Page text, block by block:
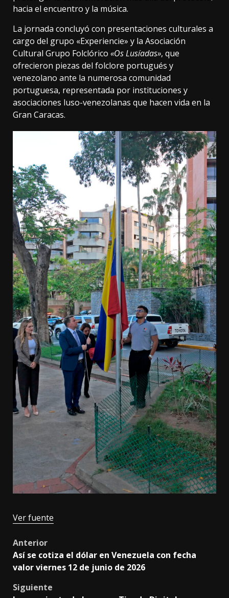
hacia el encuentro y la música.
La jornada concluyó con presentaciones culturales a
cargo del grupo «Experiencie» y la Asociación
Cultural Grupo Folclórico «Os Lusíadas», que
ofrecieron piezas del folclore portugués y
venezolano ante la numerosa comunidad
portuguesa, representada por instituciones y
asociaciones luso-venezolanas que hacen vida en la
Gran Caracas.
Ver fuente
Post
navigation
Anterior
Así se cotiza el dólar en Venezuela con fecha
valor viernes 12 de junio de 2026
Siguiente